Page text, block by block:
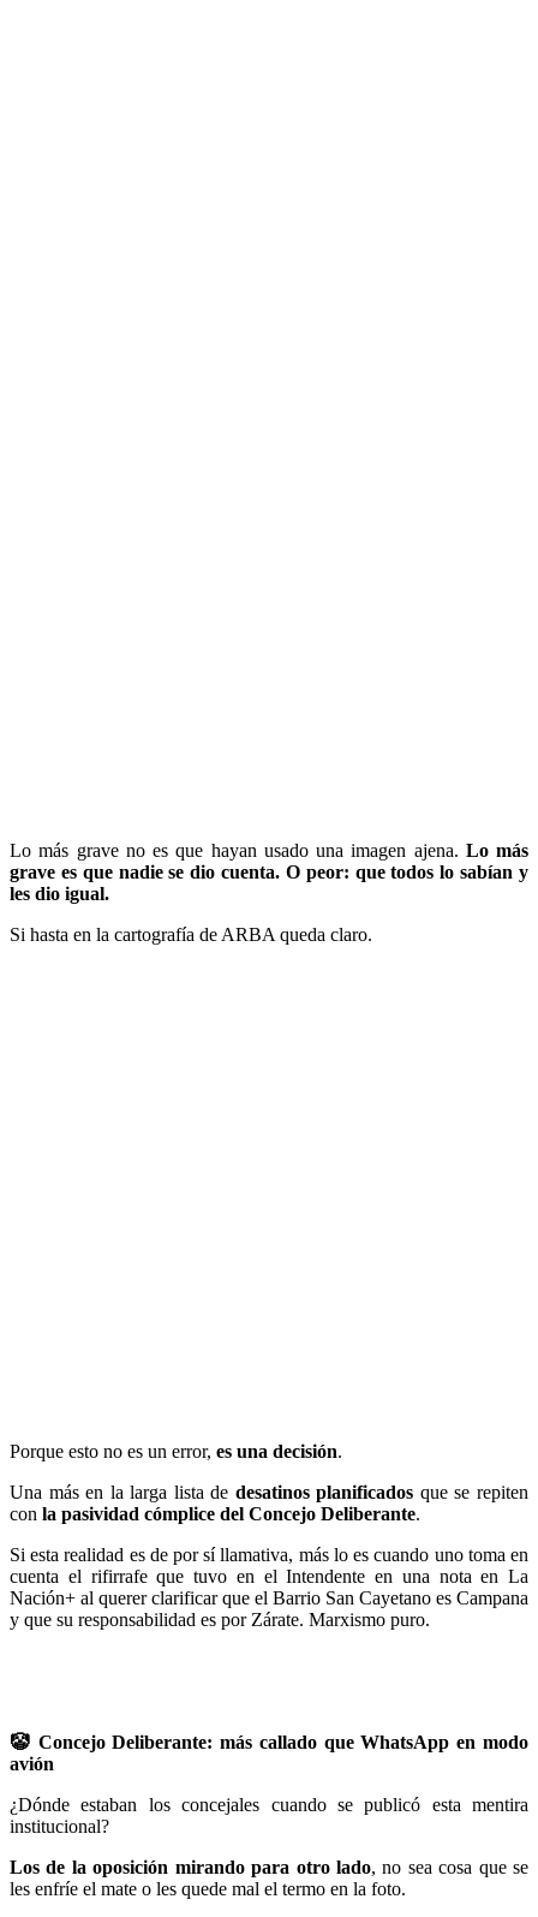
Lo más grave no es que hayan usado una imagen ajena. Lo más
grave es que nadie se dio cuenta. O peor: que todos lo sabían y
les dio igual.
Si hasta en la cartografía de ARBA queda claro.
Porque esto no es un error, es una decisión.
Una más en la larga lista de desatinos planificados que se repiten
con la pasividad cómplice del Concejo Deliberante.
Si esta realidad es de por sí llamativa, más lo es cuando uno toma en
cuenta el rifirrafe que tuvo en el Intendente en una nota en La
Nación+ al querer clarificar que el Barrio San Cayetano es Campana
y que su responsabilidad es por Zárate. Marxismo puro.
🤡 Concejo Deliberante: más callado que WhatsApp en modo
avión
¿Dónde estaban los concejales cuando se publicó esta mentira
institucional?
Los de la oposición mirando para otro lado, no sea cosa que se
les enfríe el mate o les quede mal el termo en la foto.